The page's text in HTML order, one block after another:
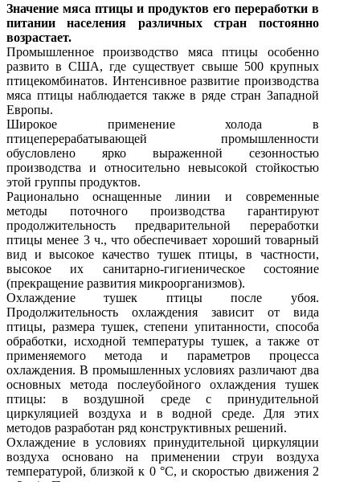
Значение мяса птицы и продуктов его переработки в
питании населения различных стран постоянно
возрастает.
Промышленное производство мяса птицы особенно
развито в США, где существует свыше 500 крупных
птицекомбинатов. Интенсивное развитие производства
мяса птицы наблюдается также в ряде стран Западной
Европы.
Широкое применение холода в
птицеперерабатывающей промышленности
обусловлено ярко выраженной сезонностью
производства и относительно невысокой стойкостью
этой группы продуктов.
Рационально оснащенные линии и современные
методы поточного производства гарантируют
продолжительность предварительной переработки
птицы менее 3 ч., что обеспечивает хороший товарный
вид и высокое качество тушек птицы, в частности,
высокое их санитарно-гигиеническое состояние
(прекращение развития микроорганизмов).
Охлаждение тушек птицы после убоя.
Продолжительность охлаждения зависит от вида
птицы, размера тушек, степени упитанности, способа
обработки, исходной температуры тушек, а также от
применяемого метода и параметров процесса
охлаждения. В промышленных условиях различают два
основных метода послеубойного охлаждения тушек
птицы: в воздушной среде с принудительной
циркуляцией воздуха и в водной среде. Для этих
методов разработан ряд конструктивных решений.
Охлаждение в условиях принудительной циркуляции
воздуха основано на применении струи воздуха
температурой, близкой к 0 °С, и скоростью движения 2